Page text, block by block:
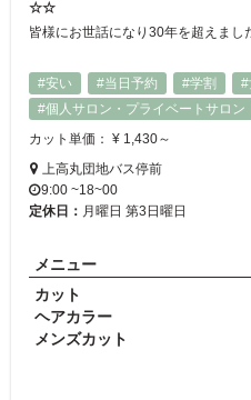
☆☆
#安い
#当日予約 #学割
#
#個人サロン・プライベートサロン
カット単価： ¥ 1,430～
上高丸団地バス停前
9:00 ~18~00
定休日： 月曜日 第3日曜日
メニュー
カット
ヘアカラー
メンズカット